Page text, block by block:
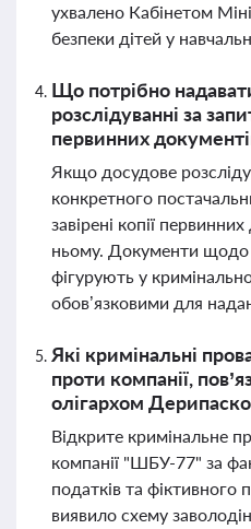
ухвалено Кабінетом
безпеки дітей у
Що потрібно
розслідуванні за
первинних
Якщо досудове
конкретного
завірені копії
ньому. Документи щодо
фігурують у
обов’язковими для
Які кримінальні
проти компанії,
олігархом
Відкрите кримінальне
компанії "ШБУ-77" за
податків та фіктивного
виявило схему